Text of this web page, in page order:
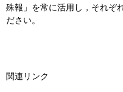
殊報」を常に活用し，それぞ
ださい。
関連リンク